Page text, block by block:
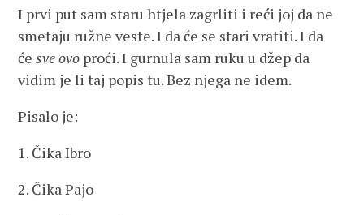
I prvi put sam staru htjela zagrliti i reći joj da ne
smetaju ružne veste. I da će se stari vratiti. I da
ćesve ovo proći. I gurnula sam ruku u džep da
vidim je li taj popis tu. Bez njega ne idem.
Pisalo je:
1. Čika Ibro
2. Čika Pajo